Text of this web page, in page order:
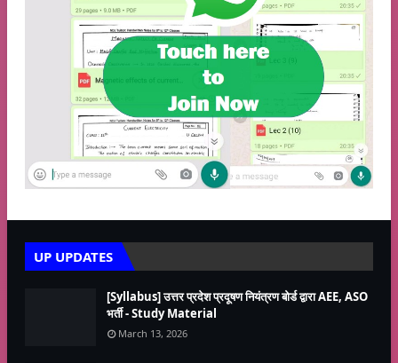
UP UPDATES
[Syllabus] उत्तर प्रदेश प्रदूषण नियंत्रण बोर्ड द्वारा AEE, ASO
भर्ती - Study Material
March 13, 2026